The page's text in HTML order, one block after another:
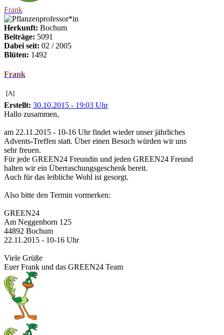
Frank
Herkunft: Bochum
Beiträge: 5091
Dabei seit: 02 / 2005
Blüten: 1492
Frank
[A]
Erstellt: 30.10.2015 - 19:03 Uhr
Hallo zusammen,
am 22.11.2015 - 10-16 Uhr findet wieder unser jährliches
Advents-Treffen statt. Über einen Besuch würden wir uns
sehr freuen.
Für jede GREEN24 Freundin und jeden GREEN24 Freund
halten wir ein Überraschungsgeschenk bereit.
Auch für das leibliche Wohl ist gesorgt.
Also bitte den Termin vormerken:
GREEN24
Am Neggenborn 125
44892 Bochum
22.11.2015 - 10-16 Uhr
Viele Grüße
Euer Frank und das GREEN24 Team